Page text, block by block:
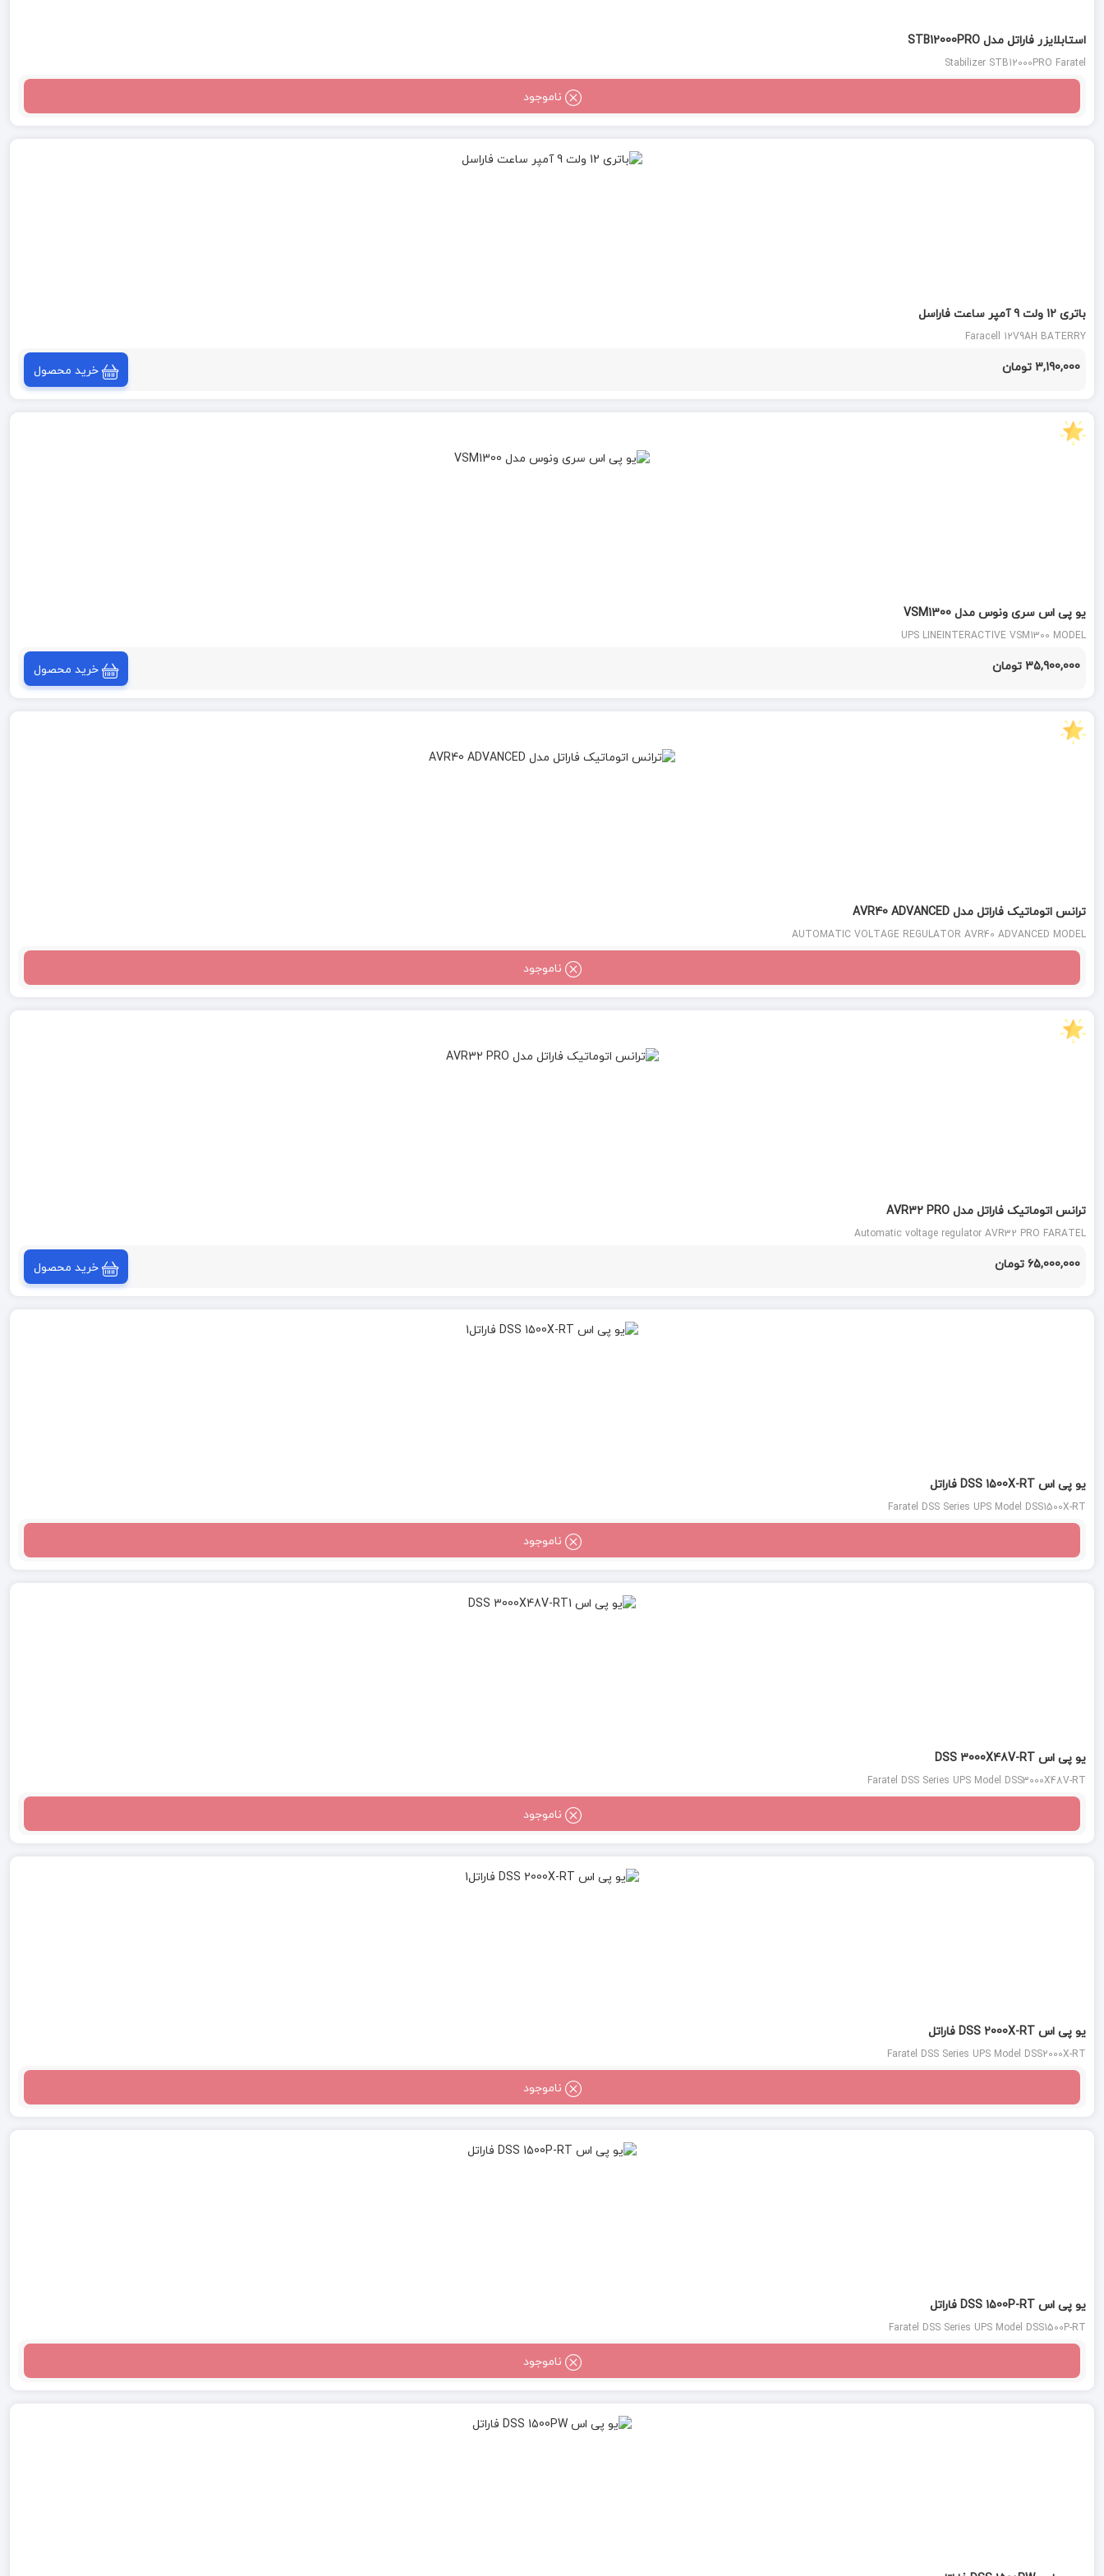
استابلایزر فاراتل مدل STB12000PRO
Stabilizer STB12000PRO Faratel
ناموجود
باتری 12 ولت 9 آمپر ساعت فاراسل
Faracell 12V9AH BATERRY
3,190,000 تومان خرید محصول
یو پی اس سری ونوس مدل VSM1300
UPS LINEINTERACTIVE VSM1300 MODEL
35,900,000 تومان خرید محصول
ترانس اتوماتیک فاراتل مدل AVR40 ADVANCED
AUTOMATIC VOLTAGE REGULATOR AVR40 ADVANCED MODEL
ناموجود
ترانس اتوماتیک فاراتل مدل AVR32 PRO
Automatic voltage regulator AVR32 PRO FARATEL
65,000,000 تومان خرید محصول
یو پی اس DSS 1500X-RT فاراتل
Faratel DSS Series UPS Model DSS1500X-RT
ناموجود
یو پی اس DSS 3000X48V-RT
Faratel DSS Series UPS Model DSS3000X48V-RT
ناموجود
یو پی اس DSS 2000X-RT فاراتل
Faratel DSS Series UPS Model DSS2000X-RT
ناموجود
یو پی اس DSS 1500P-RT فاراتل
Faratel DSS Series UPS Model DSS1500P-RT
ناموجود